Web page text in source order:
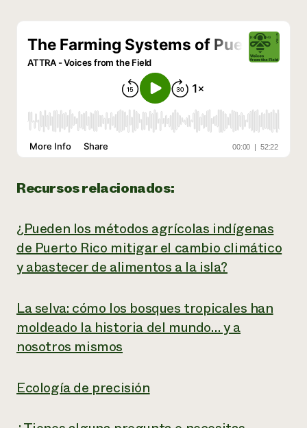
Recursos relacionados:
¿Pueden los métodos agrícolas indígenas
de Puerto Rico mitigar el cambio climático
y abastecer de alimentos a la isla?
La selva: cómo los bosques tropicales han
moldeado la historia del mundo… y a
nosotros mismos
Ecología de precisión